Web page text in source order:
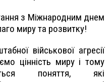
з Міжнародним днем
миру та розвитку!
військової агресії
цінність миру і тому
поняття, які